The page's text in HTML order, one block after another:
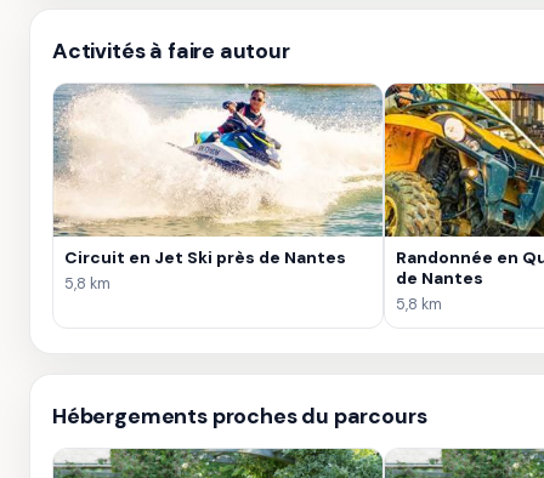
Activités à faire autour
Circuit en Jet Ski près de Nantes
5,8 km
Randonnée en
de Nantes
5,8 km
Hébergements proches du parcours